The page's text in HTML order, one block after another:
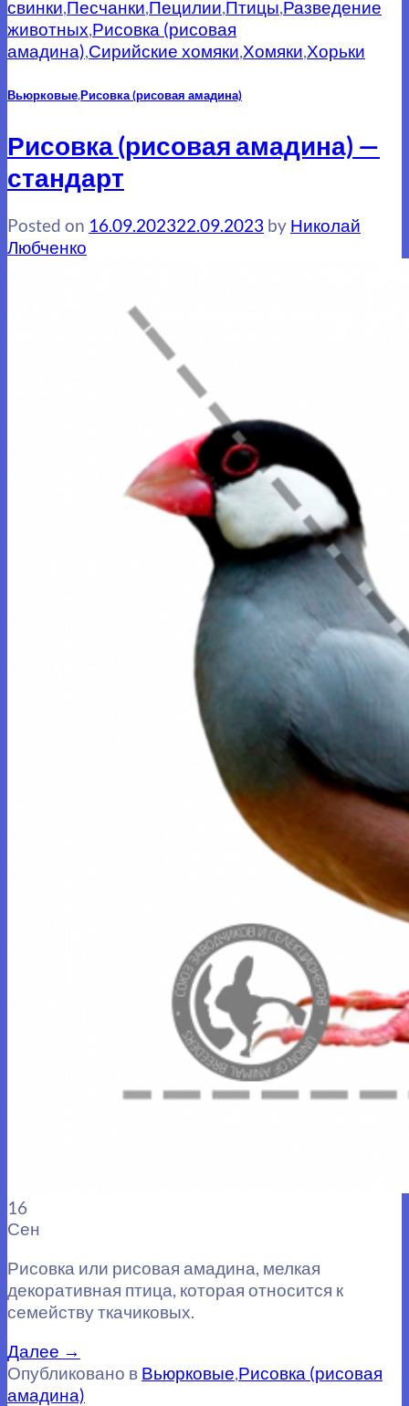
свинки,Песчанки,Пецилии,Птицы,Разведение
животных,Рисовка (рисовая
амадина),Сирийские хомяки,Хомяки,Хорьки
Вьюрковые,Рисовка (рисовая амадина)
Рисовка (рисовая амадина) —
стандарт
Posted on 16.09.202322.09.2023 by Николай
Любченко
16
Сен
Рисовка или рисовая амадина, мелкая
декоративная птица, которая относится к
семейству ткачиковых.
Далее →
Опубликовано в Вьюрковые,Рисовка (рисовая
амадина)